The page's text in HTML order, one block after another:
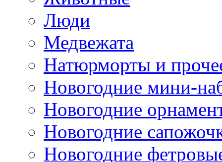
Люди
Медвежата
Натюрморты и
Новогодние мини-
Новогодние
Новогодние
Новогодние